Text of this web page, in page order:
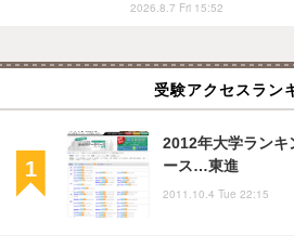
2026.8.7 Fri 15:52
受験アクセスラン
2012年大学ランキ
ース…東進
2011.10.4 Tue 22:15